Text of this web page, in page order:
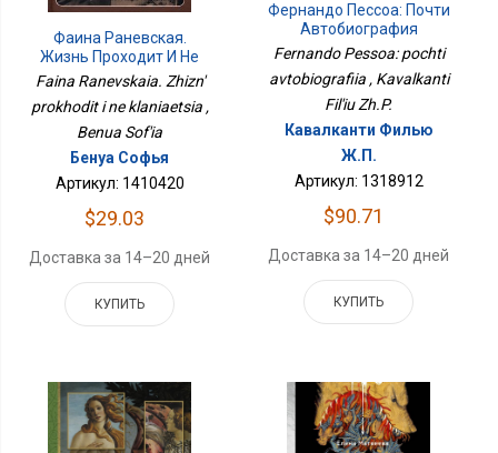
Фаина Раневская.
Жизнь Проходит И Не
Кланяется
Faina Ranevskaia. Zhizn'
prokhodit i ne klaniaetsia ,
Benua Sof'ia
Бенуа Софья
Артикул: 1410420
$29.03
Доставка за 14–20 дней
КУПИТЬ
Фернандо Пессоа: Почти
Автобиография
Fernando Pessoa: pochti
avtobiografiia , Kavalkanti
Fil'iu Zh.P.
Кавалканти Филью
Ж.П.
Артикул: 1318912
$90.71
Доставка за 14–20 дней
КУПИТЬ